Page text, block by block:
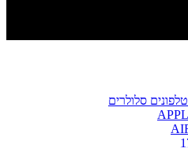
טלפונים סלולרים